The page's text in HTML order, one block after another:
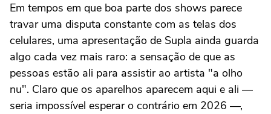
Em tempos em que boa parte dos shows parece
travar uma disputa constante com as telas dos
celulares, uma apresentação de Supla ainda guarda
algo cada vez mais raro: a sensação de que as
pessoas estão ali para assistir ao artista "a olho
nu". Claro que os aparelhos aparecem aqui e ali —
seria impossível esperar o contrário em 2026 —,